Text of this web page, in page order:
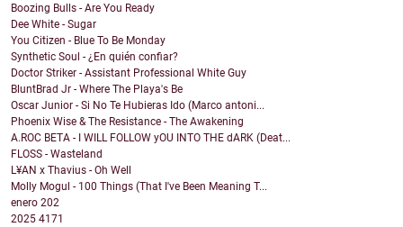
Boozing Bulls - Are You Ready
Dee White - Sugar
You Citizen - Blue To Be Monday
Synthetic Soul - ¿En quién confiar?
Doctor Striker - Assistant Professional White Guy
BluntBrad Jr - Where The Playa's Be
Oscar Junior - Si No Te Hubieras Ido (Marco antoni...
Phoenix Wise & The Resistance - The Awakening
A.ROC BETA - I WILL FOLLOW yOU INTO THE dARK (Deat...
FLOSS - Wasteland
L¥AN x Thavius - Oh Well
Molly Mogul - 100 Things (That I've Been Meaning T...
enero 202
2025 4171